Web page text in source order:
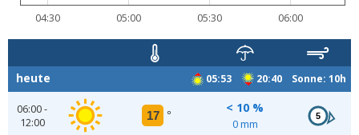
04:30 05:00 05:30 06:00
05:53 20:40 Sonne: 10h
heute
06:00 -
12:00
17 °
< 10 %
0 mm
5